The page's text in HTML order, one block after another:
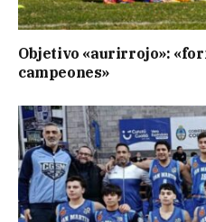
Objetivo «aurirrojo»:
campeones»